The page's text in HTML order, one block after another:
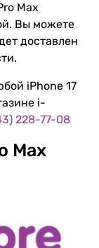
Max
Вы можете
доставлен
iPhone 17
i-
228-77-08
Max